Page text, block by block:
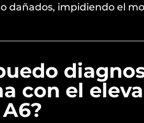
dañados, impidiendo el
con el